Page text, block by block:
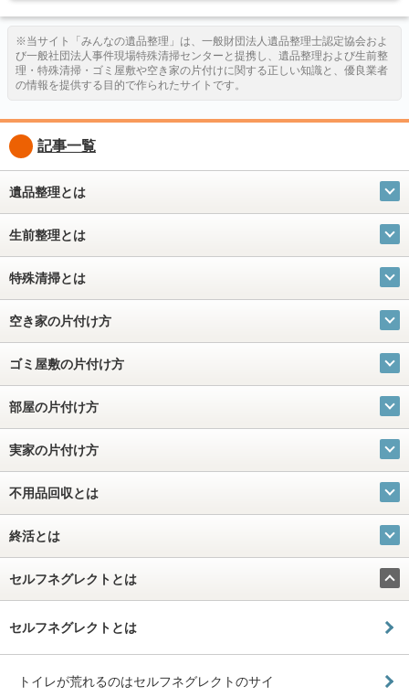
※当サイト「みんなの遺品整理」は、一般財団法人遺品整理士認定協会およ
び一般社団法人事件現場特殊清掃センターと提携し、遺品整理および生前整
理・特殊清掃・ゴミ屋敷や空き家の片付けに関する正しい知識と、優良業者
の情報を提供する目的で作られたサイトです。
記事一覧
遺品整理とは
生前整理とは
特殊清掃とは
空き家の片付け方
ゴミ屋敷の片付け方
部屋の片付け方
実家の片付け方
不用品回収とは
終活とは
セルフネグレクトとは
セルフネグレクトとは
トイレが荒れるのはセルフネグレクトのサイ